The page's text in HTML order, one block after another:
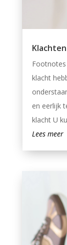
klacht
en eerlijk
klacht U
Lees meer